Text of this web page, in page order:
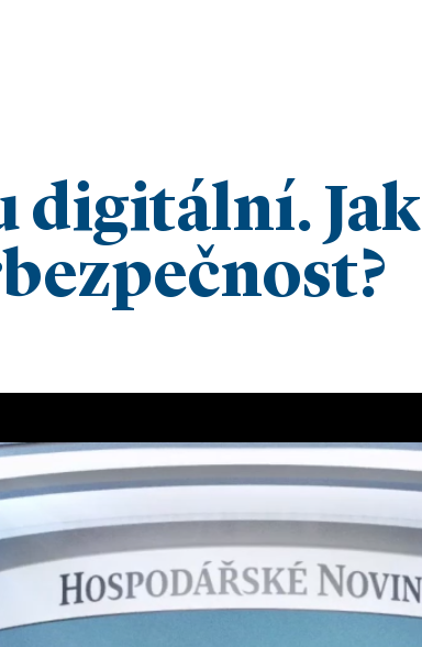
digitální. Jak